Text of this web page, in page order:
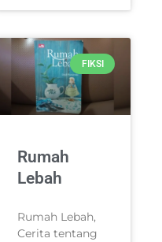
FIKSI
Rumah
Lebah
Rumah Lebah,
Cerita tentang